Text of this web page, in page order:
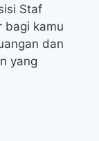
Staf
bagi kamu
dan
yang